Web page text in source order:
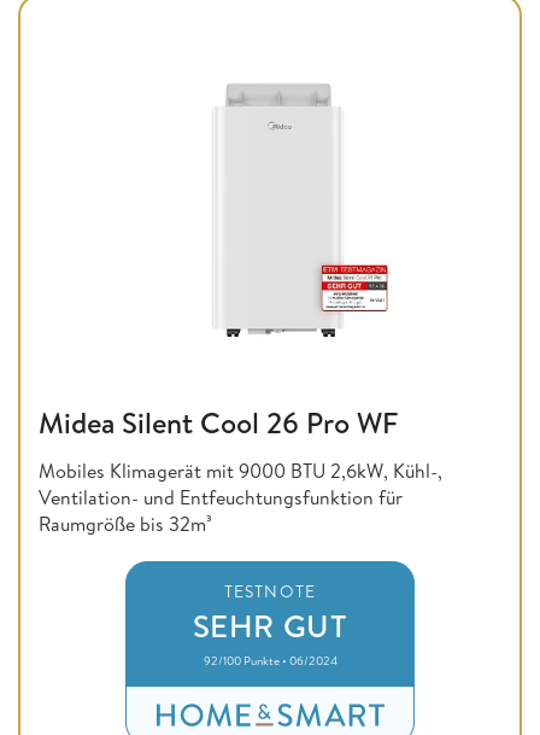
Midea Silent Cool 26 Pro WF
Mobiles Klimagerät mit 9000 BTU 2,6kW, Kühl-,
Ventilation- und Entfeuchtungsfunktion für
Raumgröße bis 32m³
TESTNOTE
SEHR GUT
92/100 Punkte • 06/2024